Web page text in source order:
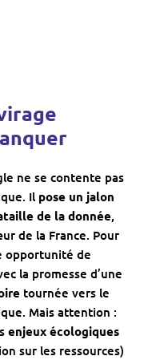
ne se contente pas
Il pose un jalon
de la donnée,
de la France. Pour
opportunité de
la promesse d’une
tournée vers le
Mais attention :
enjeux écologiques
sur les ressources)